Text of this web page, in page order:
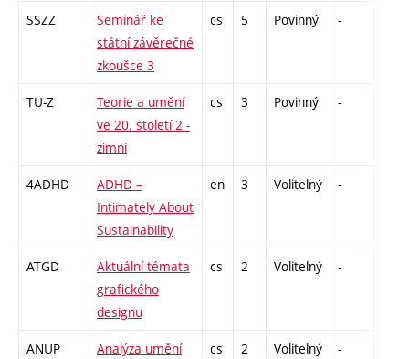
SSZZ
Seminář ke
státní závěrečné
zkoušce 3
cs 5 Povinný -
TU-Z
Teorie a umění
ve 20. století 2 -
zimní
cs 3 Povinný -
4ADHD
ADHD –
Intimately About
Sustainability
en 3 Volitelný -
ATGD
Aktuální témata
grafického
designu
cs 2 Volitelný -
ANUP
Analýza umění
cs 2 Volitelný -